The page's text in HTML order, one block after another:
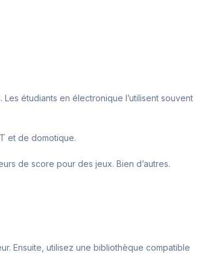
étudiants en électronique l’utilisent souvent
et de domotique.
de score pour des jeux. Bien d’autres.
Ensuite, utilisez une bibliothèque compatible